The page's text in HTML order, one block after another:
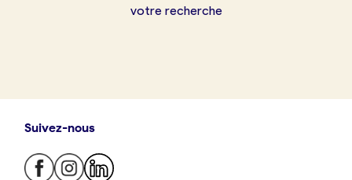
votre recherche
Suivez-nous